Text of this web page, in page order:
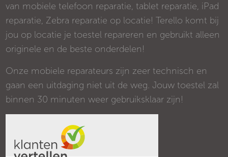
van mobiele telefoon reparatie, tablet reparatie, iPad
reparatie, Zebra reparatie op locatie! Terello komt bij
jou op locatie je toestel repareren en gebruikt alleen
originele en de beste onderdelen!
Onze mobiele reparateurs zijn zeer technisch en
gaan een uitdaging niet uit de weg. Jouw toestel zal
binnen 30 minuten weer gebruiksklaar zijn!